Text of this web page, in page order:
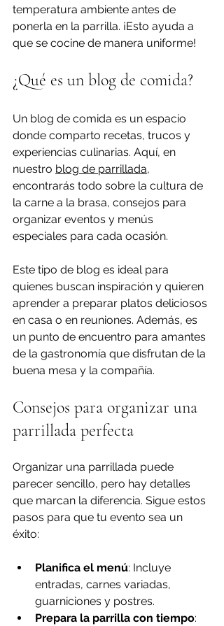
temperatura ambiente antes de
ponerla en la parrilla. ¡Esto ayuda a
que se cocine de manera uniforme!
¿Qué es un blog de comida?
Un blog de comida es un espacio
donde comparto recetas, trucos y
experiencias culinarias. Aquí, en
nuestro blog de parrillada,
encontrarás todo sobre la cultura de
la carne a la brasa, consejos para
organizar eventos y menús
especiales para cada ocasión.
Este tipo de blog es ideal para
quienes buscan inspiración y quieren
aprender a preparar platos deliciosos
en casa o en reuniones. Además, es
un punto de encuentro para amantes
de la gastronomía que disfrutan de la
buena mesa y la compañía.
Consejos para organizar una
parrillada perfecta
Organizar una parrillada puede
parecer sencillo, pero hay detalles
que marcan la diferencia. Sigue estos
pasos para que tu evento sea un
éxito:
Planifica el menú: Incluye
entradas, carnes variadas,
guarniciones y postres.
Prepara la parrilla con tiempo: